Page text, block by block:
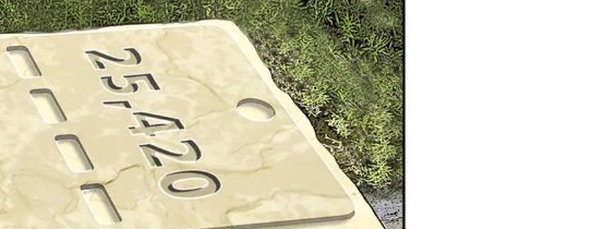
ירושלים 2040: העיר נערכת ל- 1.5
מליון תושבים
מנכ"לית העירייה מציגה תוכנית להשארת
הצעירים ובניית עתיד הדור הבא
בשיתוף עיריית ירושלים
אמנות ואוכל: המרכז
קטנה לחו"ל: טיילת חדשה, מיצגי אמנות,